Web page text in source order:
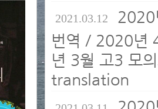
2021.03.12 2020
번역 / 2020년
년 3월 고3 모
translation